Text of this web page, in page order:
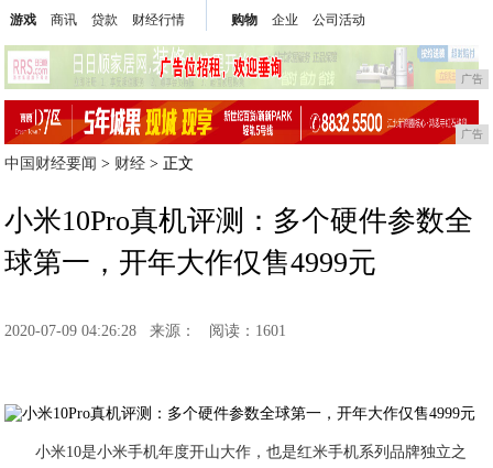
游戏
商讯
贷款
财经行情
购物
企业
公司活动
广告
广告
中国财经要闻 > 财经 > 正文
小米10Pro真机评测：多个硬件参数全
球第一，开年大作仅售4999元
2020-07-09 04:26:28 来源： 阅读：1601
小米10是小米手机年度开山大作，也是红米手机系列品牌独立之